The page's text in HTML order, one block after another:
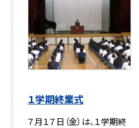
１学期終業式
７月１７日（金）は、１学期終